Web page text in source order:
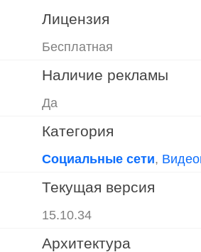
Лицензия
Бесплатная
Наличие рекламы
Да
Категория
Социальные сети,
Текущая версия
15.10.34
Архитектура